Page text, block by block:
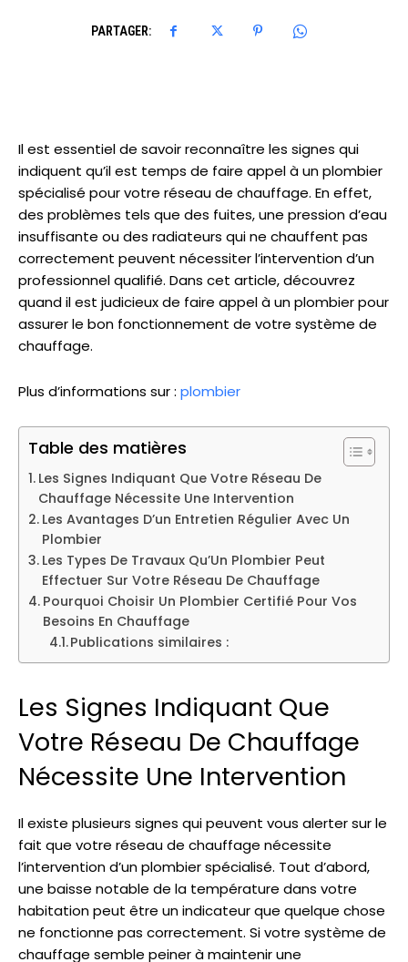
PARTAGER:
Il est essentiel de savoir reconnaître les signes qui
indiquent qu’il est temps de faire appel à un plombier
spécialisé pour votre réseau de chauffage. En effet,
des problèmes tels que des fuites, une pression d’eau
insuffisante ou des radiateurs qui ne chauffent pas
correctement peuvent nécessiter l’intervention d’un
professionnel qualifié. Dans cet article, découvrez
quand il est judicieux de faire appel à un plombier pour
assurer le bon fonctionnement de votre système de
chauffage.
Plus d’informations sur : plombier
Table des matières
Les Signes Indiquant Que Votre Réseau De
Chauffage Nécessite Une Intervention
Les Avantages D’un Entretien Régulier Avec Un
Plombier
Les Types De Travaux Qu’Un Plombier Peut
Effectuer Sur Votre Réseau De Chauffage
Pourquoi Choisir Un Plombier Certifié Pour Vos
Besoins En Chauffage
Publications similaires :
Les Signes Indiquant Que
Votre Réseau De Chauffage
Nécessite Une Intervention
Il existe plusieurs signes qui peuvent vous alerter sur le
fait que votre réseau de chauffage nécessite
l’intervention d’un plombier spécialisé. Tout d’abord,
une baisse notable de la température dans votre
habitation peut être un indicateur que quelque chose
ne fonctionne pas correctement. Si votre système de
chauffage semble peiner à maintenir une